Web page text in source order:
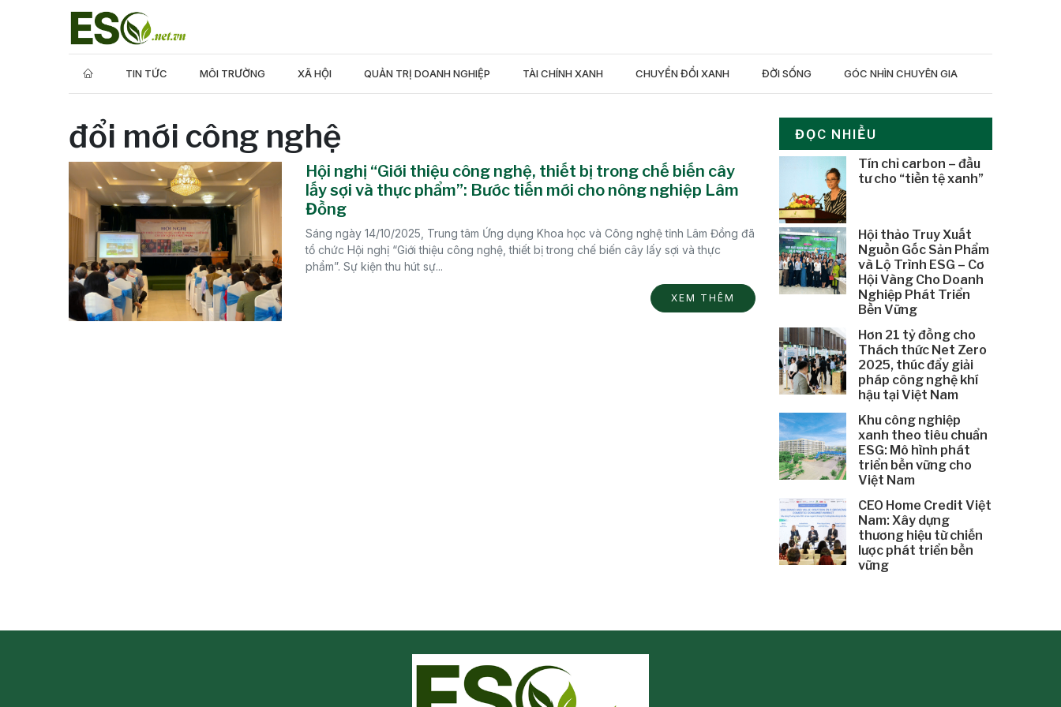
TIN TỨC MÔI TRƯỜNG XÃ HỘI QUẢN TRỊ DOANH NGHIỆP TÀI CHÍNH XANH CHUYỂN ĐỔI XANH ĐỜI SỐNG GÓC NHÌN CHUYÊN GIA
đổi mới công nghệ
Hội nghị “Giới thiệu công nghệ, thiết bị trong chế biến cây
lấy sợi và thực phẩm”: Bước tiến mới cho nông nghiệp Lâm
Đồng
Sáng ngày 14/10/2025, Trung tâm Ứng dụng Khoa học và Công nghệ tỉnh Lâm Đồng đã
tổ chức Hội nghị “Giới thiệu công nghệ, thiết bị trong chế biến cây lấy sợi và thực
phẩm”. Sự kiện thu hút sự...
XEM THÊM
ĐỌC NHIỀU
Tín chỉ carbon – đầu
tư cho “tiền tệ xanh”
Hội thảo Truy Xuất
Nguồn Gốc Sản Phẩm
và Lộ Trình ESG – Cơ
Hội Vàng Cho Doanh
Nghiệp Phát Triển
Bền Vững
Hơn 21 tỷ đồng cho
Thách thức Net Zero
2025, thúc đẩy giải
pháp công nghệ khí
hậu tại Việt Nam
Khu công nghiệp
xanh theo tiêu chuẩn
ESG: Mô hình phát
triển bền vững cho
Việt Nam
CEO Home Credit Việt
Nam: Xây dựng
thương hiệu từ chiến
lược phát triển bền
vững